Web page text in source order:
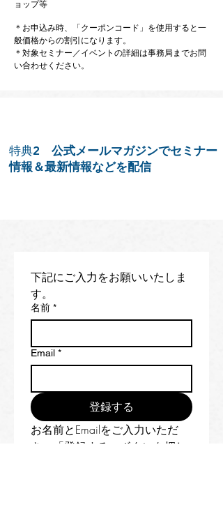
ョップ等
＊お申込み時、「クーポンコード」を使用すると一
般価格からの割引になります。
＊対象セミナー／イベントの詳細は事務局までお問
い合わせください。
特典2 公式メールマガジンでセミナー
情報＆最新情報などを配信
下記にご入力をお願いいたしま
す。
名前 *
Email *
登録する
お名前とEmailをご入力いただ
き、「登録する」ボタンを押し